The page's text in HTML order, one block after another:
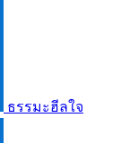
ธรรมะฮีลใจ